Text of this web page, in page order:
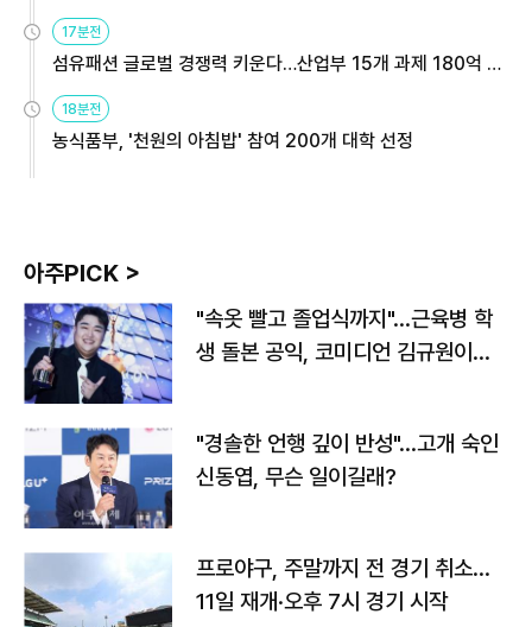
용해야
17분전
섬유패션 글로벌 경쟁력 키운다…산업부 15개 과제 180억 지
원
18분전
농식품부, '천원의 아침밥' 참여 200개 대학 선정
아주PICK >
"속옷 빨고 졸업식까지"…근육병 학
생 돌본 공익, 코미디언 김규원이었
"경솔한 언행 깊이 반성"…고개 숙인
신동엽, 무슨 일이길래?
프로야구, 주말까지 전 경기 취소…
11일 재개·오후 7시 경기 시작